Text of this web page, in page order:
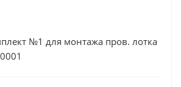
№1 для монтажа пров. лотка